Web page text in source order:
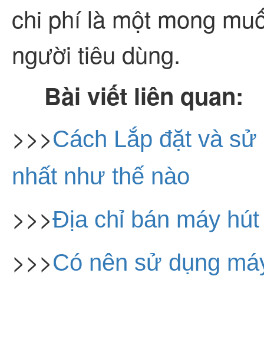
chi phí là một mong
người tiêu dùng.
Bài viết liên quan:
>>>Cách Lắp đặt và
nhất như thế nào
>>>Địa chỉ bán máy
>>>Có nên sử dụng